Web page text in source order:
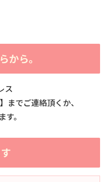
から。
ス
までご連絡頂くか、
。